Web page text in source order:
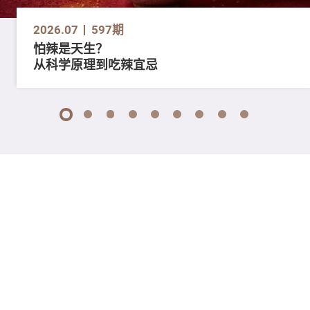
2026.07 597期
怕辣是天生？
从科学原理到吃辣宜忌
1 2 3 4 5 6 7 8 9